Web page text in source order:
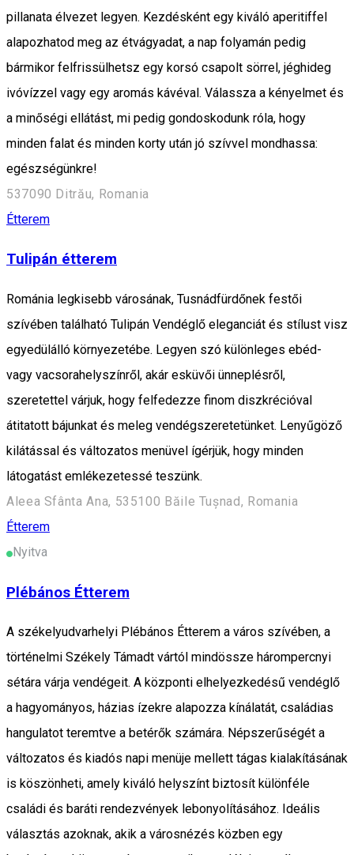
pillanata élvezet legyen. Kezdésként egy kiváló aperitiffel
alapozhatod meg az étvágyadat, a nap folyamán pedig
bármikor felfrissülhetsz egy korsó csapolt sörrel, jéghideg
ivóvízzel vagy egy aromás kávéval. Válassza a kényelmet és
a minőségi ellátást, mi pedig gondoskodunk róla, hogy
minden falat és minden korty után jó szívvel mondhassa:
egészségünkre!
537090 Ditrău, Romania
Étterem
Tulipán étterem
Románia legkisebb városának, Tusnádfürdőnek festői
szívében található Tulipán Vendéglő eleganciát és stílust visz
egyedülálló környezetébe. Legyen szó különleges ebéd-
vagy vacsorahelyszínről, akár esküvői ünneplésről,
szeretettel várjuk, hogy felfedezze finom diszkrécióval
átitatott bájunkat és meleg vendégszeretetünket. Lenyűgöző
kilátással és változatos menüvel ígérjük, hogy minden
látogatást emlékezetessé teszünk.
Aleea Sfânta Ana, 535100 Băile Tușnad, Romania
Étterem
Nyitva
Plébános Étterem
A székelyudvarhelyi Plébános Étterem a város szívében, a
történelmi Székely Támadt vártól mindössze hárompercnyi
sétára várja vendégeit. A központi elhelyezkedésű vendéglő
a hagyományos, házias ízekre alapozza kínálatát, családias
hangulatot teremtve a betérők számára. Népszerűségét a
változatos és kiadós napi menüje mellett tágas kialakításának
is köszönheti, amely kiváló helyszínt biztosít különféle
családi és baráti rendezvények lebonyolításához. Ideális
választás azoknak, akik a városnézés közben egy